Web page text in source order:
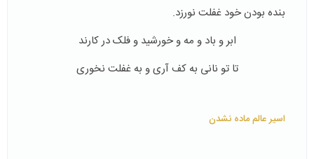
بنده بودن خود غفلت نورزد.
ابر و باد و مه و خورشید و فلک در کارند
تا تو نانی به کف آری و به غفلت نخوری
اسیر عالم ماده نشدن